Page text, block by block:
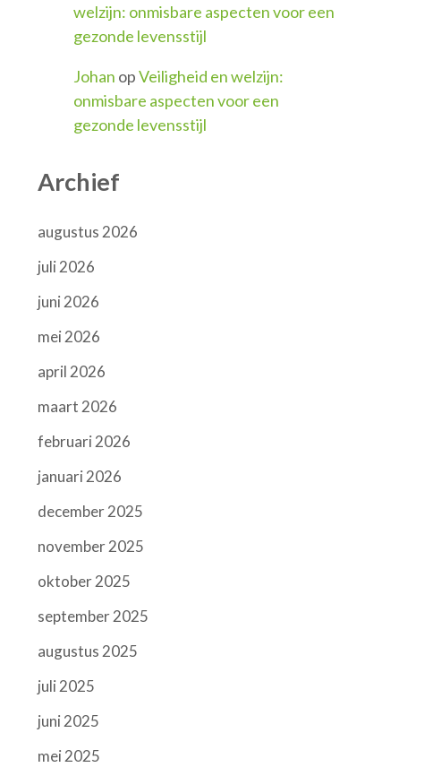
welzijn: onmisbare aspecten voor een
gezonde levensstijl
Johan opVeiligheid en welzijn:
onmisbare aspecten voor een
gezonde levensstijl
Archief
augustus 2026
juli 2026
juni 2026
mei 2026
april 2026
maart 2026
februari 2026
januari 2026
december 2025
november 2025
oktober 2025
september 2025
augustus 2025
juli 2025
juni 2025
mei 2025